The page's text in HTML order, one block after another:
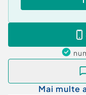
Curent
Mai multe